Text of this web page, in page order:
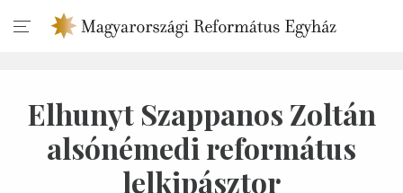
Elhunyt Szappanos Zoltán
alsónémedi református
lelkipásztor